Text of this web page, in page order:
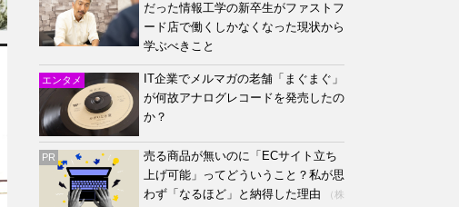
だった情報工学の新卒生がファストフ
ード店で働くしかなくなった現状から
学ぶべきこと
エンタメ
IT企業でメルマガの老舗「まぐまぐ」
が何故アナログレコードを発売したの
か？
PR
売る商品が無いのに「ECサイト立ち
上げ可能」ってどういうこと？私が思
わず「なるほど」と納得した理由
（株